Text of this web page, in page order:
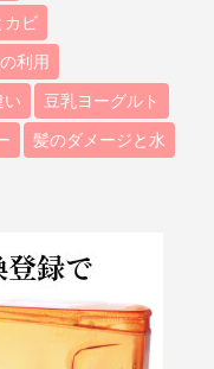
カビ
利用
い 豆乳ヨーグルト
髪のダメージと水